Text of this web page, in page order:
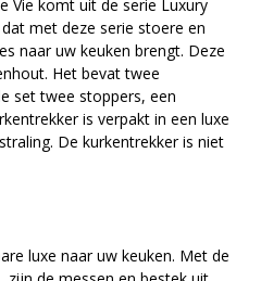
Vie komt uit de serie Luxury
met deze serie stoere en
naar uw keuken brengt. Deze
Het bevat twee
set twee stoppers, een
is verpakt in een luxe
De kurkentrekker is niet
luxe naar uw keuken. Met de